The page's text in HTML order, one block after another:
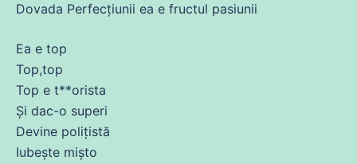
Dovada Perfecțiunii ea e fructul pasiunii
Ea e top
Top,top
Top e t**orista
Și dac-o superi
Devine polițistă
Iubește mișto